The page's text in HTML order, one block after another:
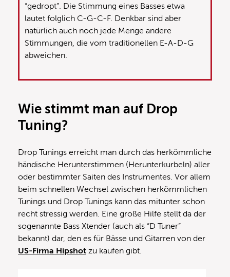
“gedropt”. Die Stimmung eines Basses etwa
lautet folglich C-G-C-F. Denkbar sind aber
natürlich auch noch jede Menge andere
Stimmungen, die vom traditionellen E-A-D-G
abweichen.
Wie stimmt man auf Drop
Tuning?
Drop Tunings erreicht man durch das herkömmliche
händische Herunterstimmen (Herunterkurbeln) aller
oder bestimmter Saiten des Instrumentes. Vor allem
beim schnellen Wechsel zwischen herkömmlichen
Tunings und Drop Tunings kann das mitunter schon
recht stressig werden. Eine große Hilfe stellt da der
sogenannte Bass Xtender (auch als “D Tuner”
bekannt) dar, den es für Bässe und Gitarren von der
US-Firma Hipshot zu kaufen gibt.